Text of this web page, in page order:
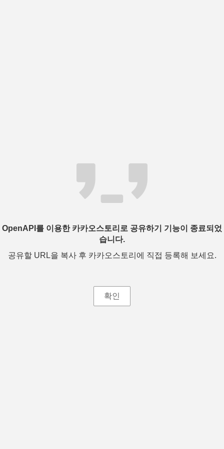
OpenAPI를 이용한 카카오스토리로 공유하기 기능이 종료되었
습니다.
공유할 URL을 복사 후 카카오스토리에 직접 등록해 보세요.
확인